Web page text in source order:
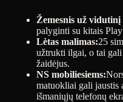
Žemesnis už
palyginti su kitais
Lėtas malimas:25
užtrukti ilgai, o tai
žaidėjus.
NS mobiliesiems:
matuokliai gali jaustis
išmaniųjų telefonų